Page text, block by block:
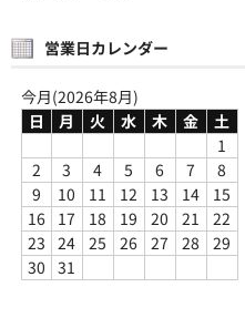
営業日カレンダー
今月(2026年8月)
日
月 火 水 木 金
土
1
2
3 4 5 6 7
8
9
10 11 12 13 14
15
16
17 18 19 20 21
22
23
24 25 26 27 28
29
30
31